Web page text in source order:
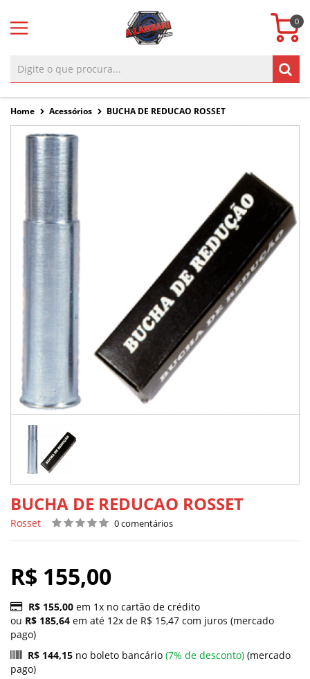
0
Home Acessórios BUCHA DE REDUCAO ROSSET
BUCHA DE REDUCAO ROSSET
Rosset 0 comentários
R$ 155,00
R$ 155,00 em 1x no cartão de crédito
ou R$ 185,64 em até 12x de R$ 15,47 com juros (mercado
pago)
R$ 144,15 no boleto bancário (7% de desconto) (mercado
pago)